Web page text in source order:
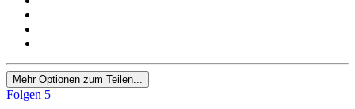
Mehr Optionen zum Teilen...
Folgen 5